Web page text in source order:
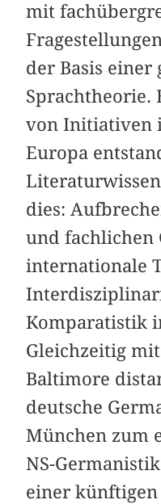
mit
der Basis einer
Sprachtheorie.
von Initiativen
Europa
dies:
und fachlichen
internationale
Komparatistik
Gleichzeitig
Baltimore
deutsche
München zum
NS-
einer